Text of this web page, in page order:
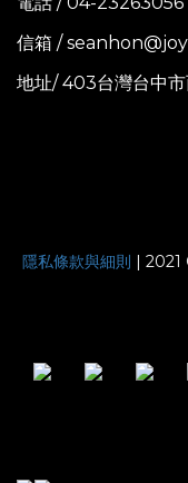
信箱 /
地址/ 403台灣台中
隱私條款與細則 | 2021